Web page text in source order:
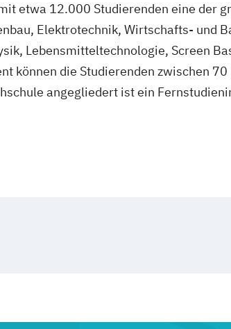
etwa 12.000 Studierenden eine der
Elektrotechnik, Wirtschafts- und
Lebensmitteltechnologie, Screen
können die Studierenden zwischen
angegliedert ist ein